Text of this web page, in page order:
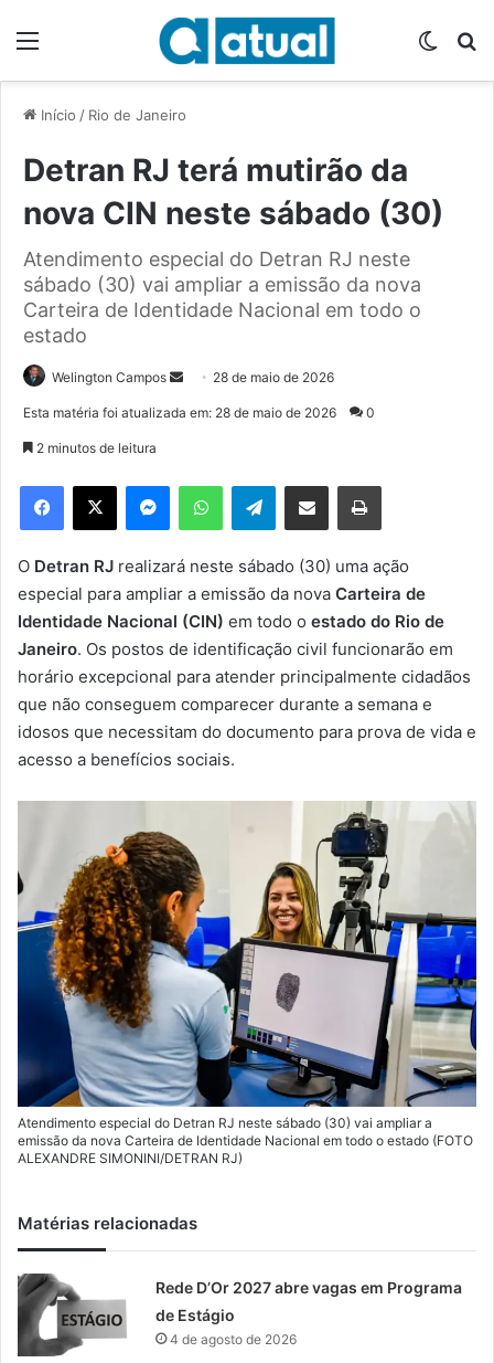
Início / Rio de Janeiro
Detran RJ terá mutirão da
nova CIN neste sábado (30)
Atendimento especial do Detran RJ neste
sábado (30) vai ampliar a emissão da nova
Carteira de Identidade Nacional em todo o
estado
Welington Campos
e
m
e
-
m
a
28 de maio de 2026
Esta matéria foi atualizada em: 28 de maio de 2026 0
2 minutos de leitura
Telegram
O Detran RJ realizará neste sábado (30) uma ação
especial para ampliar a emissão da nova Carteira de
Identidade Nacional (CIN) em todo o estado do Rio de
Janeiro. Os postos de identificação civil funcionarão em
horário excepcional para atender principalmente cidadãos
que não conseguem comparecer durante a semana e
idosos que necessitam do documento para prova de vida e
acesso a benefícios sociais.
Atendimento especial do Detran RJ neste sábado (30) vai ampliar a
emissão da nova Carteira de Identidade Nacional em todo o estado (FOTO
ALEXANDRE SIMONINI/DETRAN RJ)
Matérias relacionadas
Rede D’Or 2027 abre vagas em Programa
de Estágio
4 de agosto de 2026